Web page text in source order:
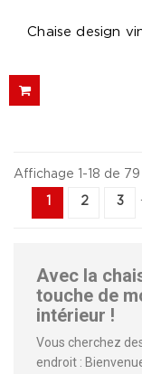
Chaise design
Affichage 1-18 de
2 3
Avec la
touche de
intérieur !
Vous cherchez
endroit :